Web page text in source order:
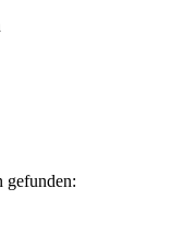
gefunden: